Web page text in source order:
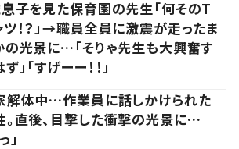
子を見た保育園の先生「何そのT
ツ！？」→職員全員に激震が走ったま
の光景に…「そりゃ先生も大興奮す
」「すげーー！！」
解体中…作業員に話しかけられた
。直後、目撃した衝撃の光景に…
」